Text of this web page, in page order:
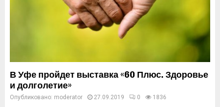
В Уфе пройдет выставка «60 Плюс. Здоровье
и долголетие»
Опубликовано: moderator 27.09.2019 0 1836